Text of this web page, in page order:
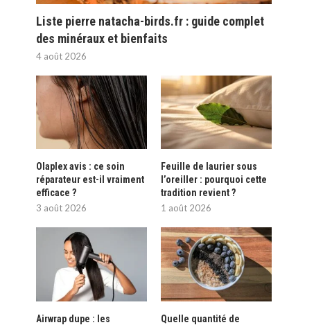
Liste pierre natacha-birds.fr : guide complet
des minéraux et bienfaits
4 août 2026
Olaplex avis : ce soin
réparateur est-il vraiment
efficace ?
3 août 2026
Feuille de laurier sous
l’oreiller : pourquoi cette
tradition revient ?
1 août 2026
Airwrap dupe : les
Quelle quantité de